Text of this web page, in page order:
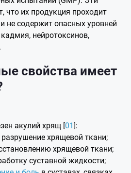
что их продукция проходит
не содержит опасных уровней
нейротоксинов,
свойства имеет
акулий хрящ [01]:
хрящевой ткани;
хрящевой ткани;
суставной жидкости;